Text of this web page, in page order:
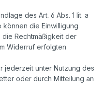
des Art. 6 Abs. 1 lit. a
können die Einwilligung
Rechtmäßigkeit der
Widerruf erfolgten
jederzeit unter Nutzung des
oder durch Mitteilung an